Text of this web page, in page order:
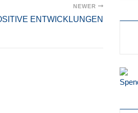
NEWER
ENTWICKLUNGEN